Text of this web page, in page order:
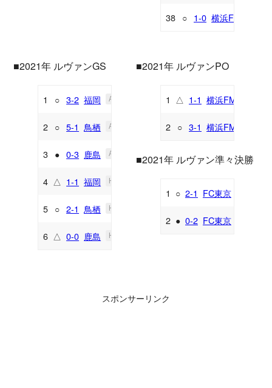
38 ○ 1-0 横浜FC
■2021年 ルヴァンGS
1 ○ 3-2 福岡 A
2 ○ 5-1 鳥栖 A
3 ● 0-3 鹿島 A
4 △ 1-1 福岡 H
5 ○ 2-1 鳥栖 H
6 △ 0-0 鹿島 H
■2021年 ルヴァンPO
1 △ 1-1 横浜FM
2 ○ 3-1 横浜FM
■2021年 ルヴァン準々決勝
1 ○ 2-1 FC東京
2 ● 0-2 FC東京
スポンサーリンク